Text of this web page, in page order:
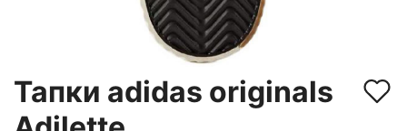
Тапки adidas originals